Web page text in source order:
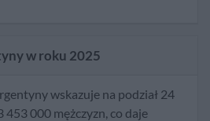
w roku 2025
wskazuje na podział 24
000 mężczyzn, co daje